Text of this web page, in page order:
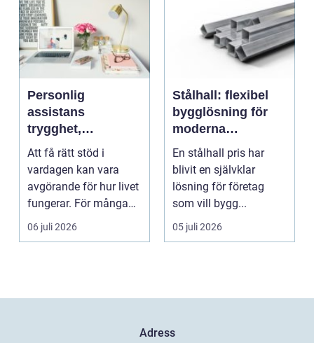
Personlig
assistans
trygghet,
självbestämmande
och vardag på
egna villkor
Att få rätt stöd i
vardagen kan vara
avgörande för hur livet
fungerar. För många
människor med funkt...
06 juli 2026
Stålhall: flexibel
bygglösning för
moderna
verksamheter
En stålhall pris har
blivit en självklar
lösning för företag
som vill bygg...
05 juli 2026
Adress